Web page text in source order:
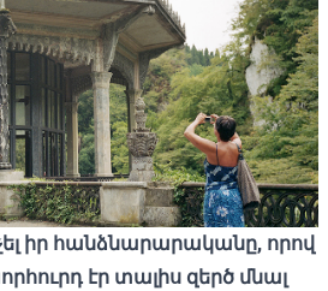
իր հանձնարարականը, որով
էր տալիս զերծ մնալ